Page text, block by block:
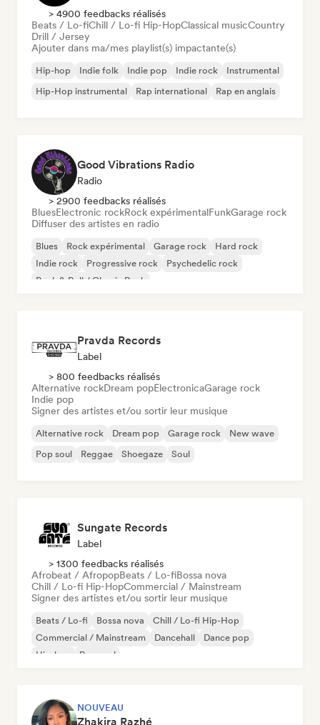
> 4900 feedbacks réalisés
Beats / Lo-fiChill / Lo-fi Hip-HopClassical musicCountry
Drill / Jersey
Ajouter dans ma/mes playlist(s) impactante(s)
Hip-hop Indie folk Indie pop Indie rock
Instrumental
Hip-Hop instrumental
Rap international Rap en anglais
Good Vibrations Radio
Radio
> 2900 feedbacks réalisés
BluesElectronic rockRock expérimentalFunkGarage rock
Diffuser des artistes en radio
Blues Rock expérimental Garage rock
Hard rock
Indie rock
Progressive rock
Psychedelic rock
Rock & Roll / Classic Rock
Pravda Records
Label
> 800 feedbacks réalisés
Alternative rockDream popElectronicaGarage rock
Indie pop
Signer des artistes et/ou sortir leur musique
Alternative rock Dream pop Garage rock
New wave
Pop soul
Reggae Shoegaze Soul
Sungate Records
Label
> 1300 feedbacks réalisés
Afrobeat / AfropopBeats / Lo-fiBossa nova
Chill / Lo-fi Hip-HopCommercial / Mainstream
Signer des artistes et/ou sortir leur musique
Beats / Lo-fi Bossa nova
Chill / Lo-fi Hip-Hop
Commercial / Mainstream
Dancehall
Dance pop
Hip-hop
Pop soul
NOUVEAU
Zhakira Razhé